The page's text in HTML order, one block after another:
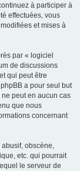
à participer à
effectuées, vous
et mises à
par « logiciel
de discussions
qui peut être
a pour seul but
peut en aucun cas
que nous
concernant
obscène,
etc. qui pourrait
le serveur de